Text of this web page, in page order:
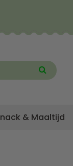
& Maaltijd